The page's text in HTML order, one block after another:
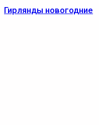
Гирлянды новогодние